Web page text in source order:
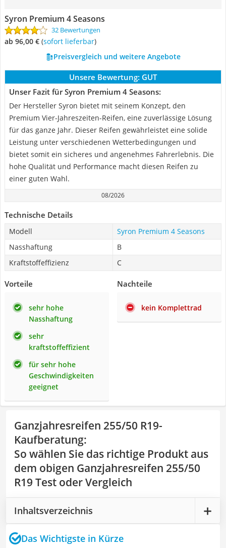
Syron Premium 4 Seasons
32 Bewertungen
ab 96,00 € ( Sofort lieferbar)
Preisvergleich und weitere Angebote
Unsere Bewertung: GUT
Unser Fazit für Syron Premium 4 Seasons:
Der Hersteller Syron bietet mit seinem Konzept, den
Premium Vier-Jahreszeiten-Reifen, eine zuverlässige Lösung
für das ganze Jahr. Dieser Reifen gewährleistet eine solide
Leistung unter verschiedenen Wetterbedingungen und
bietet somit ein sicheres und angenehmes Fahrerlebnis. Die
hohe Qualität und Performance macht diesen Reifen zu
einer guten Wahl.
08/2026
Technische Details
Modell
Syron Premium 4 Seasons
Nasshaftung
B
Kraftstoffeffizienz
C
Vorteile
sehr hohe
Nasshaftung
sehr
kraftstoffeffizient
für sehr hohe
Geschwindigkeiten
geeignet
Nachteile
kein Komplettrad
Ganzjahresreifen 255/50 R19-
Kaufberatung:
So wählen Sie das richtige Produkt aus
dem obigen Ganzjahresreifen 255/50
R19 Test oder Vergleich
Inhaltsverzeichnis
Das Wichtigste in Kürze